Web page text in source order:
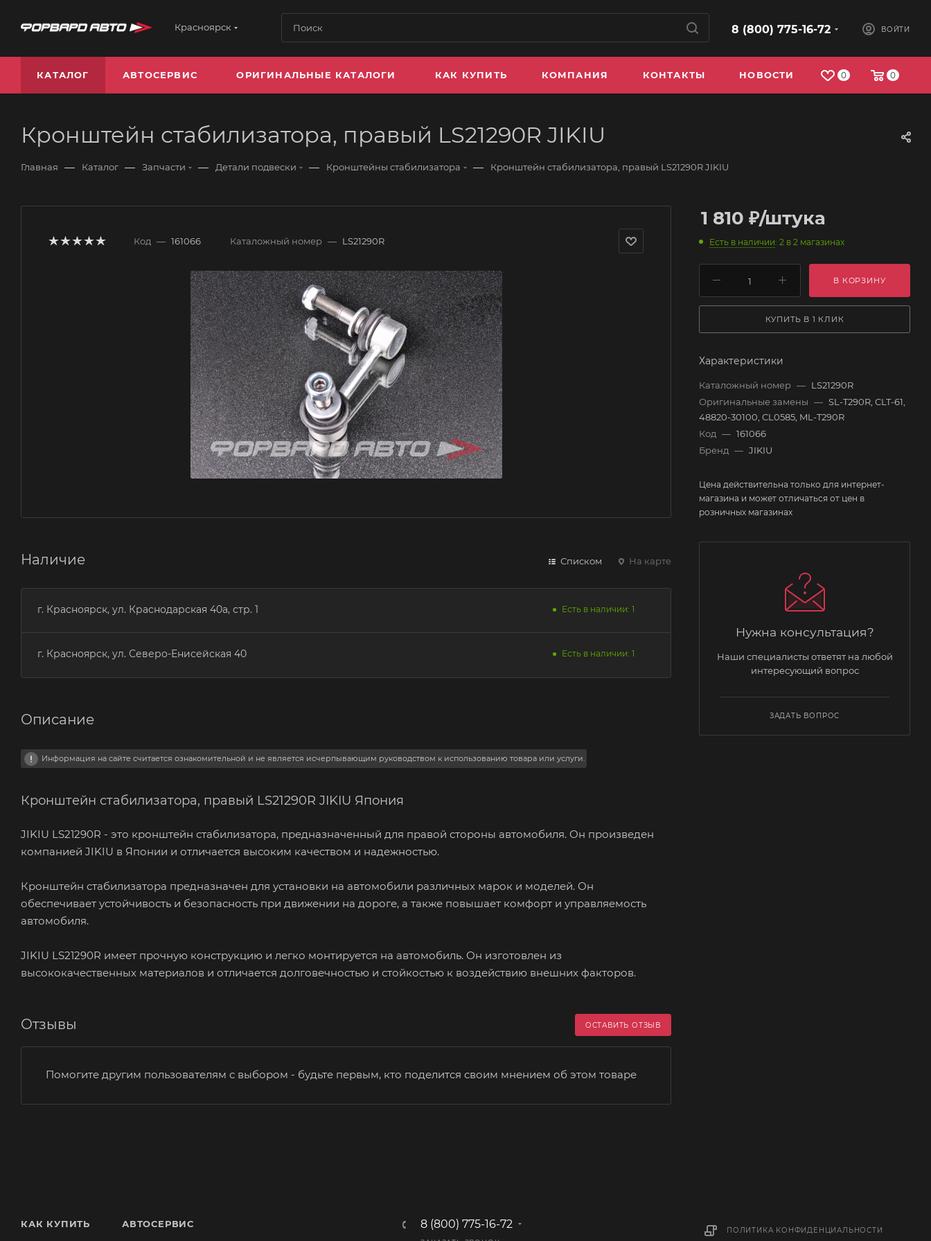
Красноярск 8 (800) 775-16-72 ВОЙТИ
0 0
КАТАЛОГ АВТОСЕРВИС ОРИГИНАЛЬНЫЕ КАТАЛОГИ КАК КУПИТЬ КОМПАНИЯ КОНТАКТЫ НОВОСТИ
Кронштейн стабилизатора, правый LS21290R JIKIU
Главная — Каталог — Запчасти — Детали подвески — Кронштейны стабилизатора — Кронштейн стабилизатора, правый LS21290R JIKIU
Код — 161066 Каталожный номер — LS21290R
Наличие Списком На карте
г. Красноярск, ул. Краснодарская 40а, стр. 1 Есть в наличии: 1
г. Красноярск, ул. Северо-Енисейская 40 Есть в наличии: 1
Описание
Информация на сайте считается ознакомительной и не является исчерпывающим руководством к использованию товара или услуги.
Кронштейн стабилизатора, правый LS21290R JIKIU Япония
JIKIU LS21290R - это кронштейн стабилизатора, предназначенный для правой стороны автомобиля. Он произведен
компанией JIKIU в Японии и отличается высоким качеством и надежностью.
Кронштейн стабилизатора предназначен для установки на автомобили различных марок и моделей. Он
обеспечивает устойчивость и безопасность при движении на дороге, а также повышает комфорт и управляемость
автомобиля.
JIKIU LS21290R имеет прочную конструкцию и легко монтируется на автомобиль. Он изготовлен из
высококачественных материалов и отличается долговечностью и стойкостью к воздействию внешних факторов.
Отзывы ОСТАВИТЬ ОТЗЫВ
Помогите другим пользователям с выбором - будьте первым, кто поделится своим мнением об этом товаре
1 810 ₽/штука
Есть в наличии: 2 в 2 магазинах
В КОРЗИНУ
КУПИТЬ В 1 КЛИК
Характеристики
Каталожный номер — LS21290R
Оригинальные замены — SL-T290R, CLT-61,
48820-30100, CL0585, ML-T290R
Код — 161066
Бренд — JIKIU
Цена действительна только для интернет-
магазина и может отличаться от цен в
розничных магазинах
Нужна консультация?
Наши специалисты ответят на любой
интересующий вопрос
ЗАДАТЬ ВОПРОС
КАК КУПИТЬ АВТОСЕРВИС 8 (800) 775-16-72 ПОЛИТИКА КОНФИДЕНЦИАЛЬНОСТИ